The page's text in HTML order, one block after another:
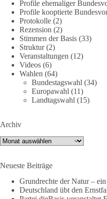
Jetzt dieBasis Sachsen-Anhalt
Die Landtagswahl 2026 in
September statt. Die Inhalte
geteilt und diskutiert werden.
Folge unseren Kanälen:
Facebook:
https://www.facebook.com/
Tiktok:
X:https://x.com/DieBasisLSA
Youtube:https://
🟩🟩🟦🟦🟥🟥🟧🟧
Like, teile und kommentiere
Profile ehemaliger
Profile kooptierte
Protokolle (2)
Rezension (2)
Stimmen der Basis (33)
Struktur(2)
Veranstaltungen (12)
Videos (6)
Wahlen (64)
Bundestagswahl (34)
Europawahl (11)
Landtagswahl (15)
Archiv
Archiv
Neueste Beiträge
Grundrechte der Natur –
Deutschland übt den